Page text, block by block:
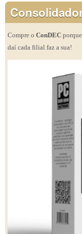
Compre o ConDEC
daí cada filial faz a sua!